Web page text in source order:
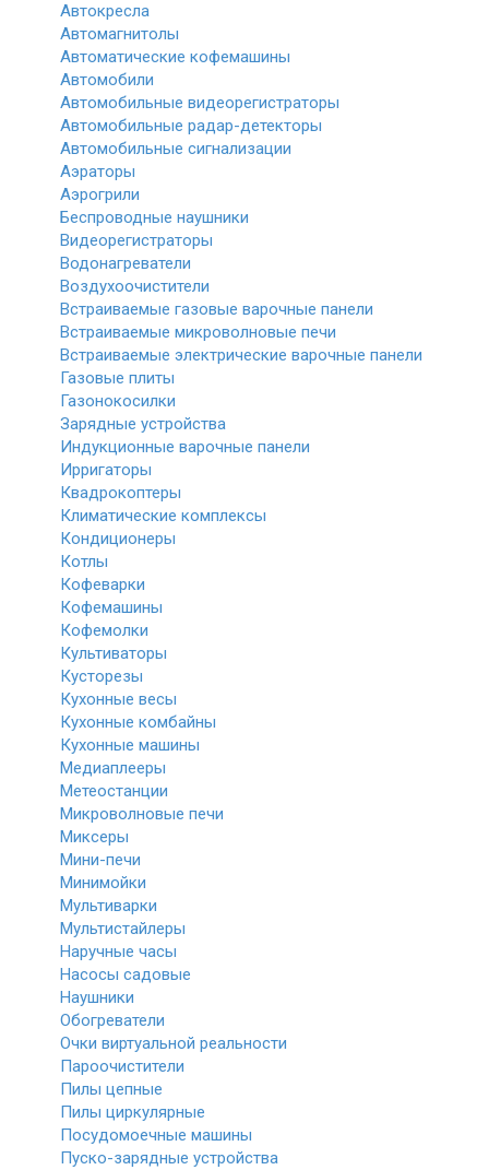
Автокресла
Автомагнитолы
Автоматические кофемашины
Автомобили
Автомобильные видеорегистраторы
Автомобильные радар-детекторы
Автомобильные сигнализации
Аэраторы
Аэрогрили
Беспроводные наушники
Видеорегистраторы
Водонагреватели
Воздухоочистители
Встраиваемые газовые варочные панели
Встраиваемые микроволновые печи
Встраиваемые электрические варочные панели
Газовые плиты
Газонокосилки
Зарядные устройства
Индукционные варочные панели
Ирригаторы
Квадрокоптеры
Климатические комплексы
Кондиционеры
Котлы
Кофеварки
Кофемашины
Кофемолки
Культиваторы
Кусторезы
Кухонные весы
Кухонные комбайны
Кухонные машины
Медиаплееры
Метеостанции
Микроволновые печи
Миксеры
Мини-печи
Минимойки
Мультиварки
Мультистайлеры
Наручные часы
Насосы садовые
Наушники
Обогреватели
Очки виртуальной реальности
Пароочистители
Пилы цепные
Пилы циркулярные
Посудомоечные машины
Пуско-зарядные устройства